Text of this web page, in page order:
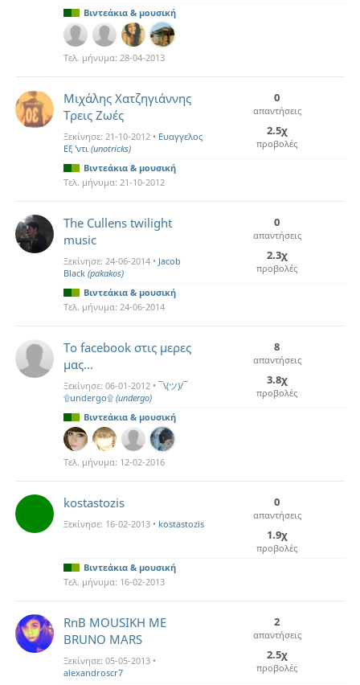
Βιντεάκια & μουσική
Τελ. μήνυμα: 28-04-2013
Μιχάλης Χατζηγιάννης
Τρεις Ζωές
Ξεκίνησε: 21-10-2012 • Ευαγγελος
Εξ 'ντι (unotricks)
0
απαντήσεις
2.5χ
προβολές
Βιντεάκια & μουσική
Τελ. μήνυμα: 21-10-2012
The Cullens twilight
music
Ξεκίνησε: 24-06-2014 • Jacob
Black (pakakos)
0
απαντήσεις
2.3χ
προβολές
Βιντεάκια & μουσική
Τελ. μήνυμα: 24-06-2014
Το facebook στις μερες
μας...
Ξεκίνησε: 06-01-2012 • ¯\(ツ)/¯
۩undergo۩ (undergo)
8
απαντήσεις
3.8χ
προβολές
Βιντεάκια & μουσική
Τελ. μήνυμα: 12-02-2016
kostastozis
Ξεκίνησε: 16-02-2013 • kostastozis
0
απαντήσεις
1.9χ
προβολές
Βιντεάκια & μουσική
Τελ. μήνυμα: 16-02-2013
RnB MOUSIKH ME
BRUNO MARS
Ξεκίνησε: 05-05-2013 •
alexandroscr7
2
απαντήσεις
2.5χ
προβολές